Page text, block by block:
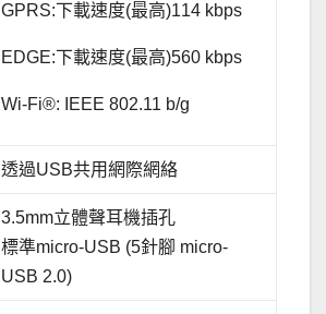
GPRS:下載速度(最高)114 kbps
EDGE:下載速度(最高)560 kbps
Wi-Fi®: IEEE 802.11 b/g
透過USB共用網際網絡
3.5mm立體聲耳機插孔
標準micro-USB (5針腳 micro-
USB 2.0)